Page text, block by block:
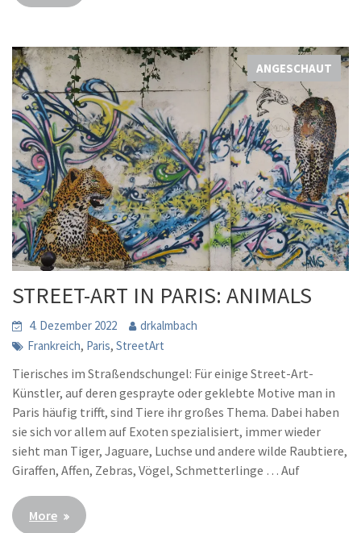
ANGESCHAUT
STREET-ART IN PARIS: ANIMALS
4. Dezember 2022
drkalmbach
Frankreich, Paris,StreetArt
Tierisches im Straßendschungel: Für einige Street-Art-
Künstler, auf deren gesprayte oder geklebte Motive man in
Paris häufig trifft, sind Tiere ihr großes Thema. Dabei haben
sie sich vor allem auf Exoten spezialisiert, immer wieder
sieht man Tiger, Jaguare, Luchse und andere wilde Raubtiere,
Giraffen, Affen, Zebras, Vögel, Schmetterlinge … Auf
More